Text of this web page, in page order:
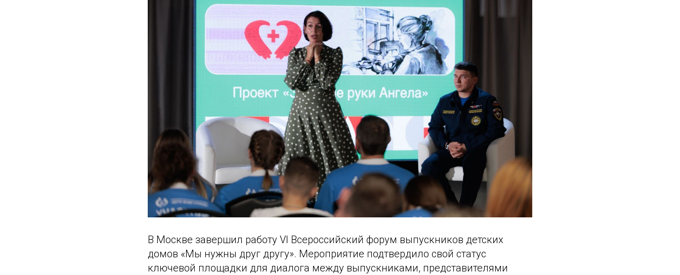
В Москве завершил работу VI Всероссийский форум выпускников детских
домов «Мы нужны друг другу». Мероприятие подтвердило свой статус
ключевой площадки для диалога между выпускниками, представителями